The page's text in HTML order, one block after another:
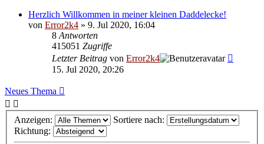
Herzlich Willkommen in meiner kleinen Daddelecke!
von Error2k4 » 9. Jul 2020, 16:04
8 Antworten
415051 Zugriffe
Letzter Beitrag von Error2k4
15. Jul 2020, 20:26
Neues Thema
Anzeigen:
Sortiere nach:
Richtung: